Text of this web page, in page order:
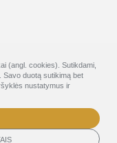
- dovanų kuponų
(angl. cookies). Sutikdami,
Savo duotą sutikimą bet
nustatymus ir